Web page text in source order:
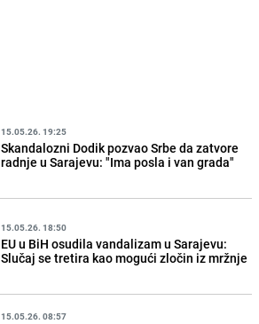
15.05.26. 19:25
Skandalozni Dodik pozvao Srbe da zatvore
radnje u Sarajevu: "Ima posla i van grada"
15.05.26. 18:50
EU u BiH osudila vandalizam u Sarajevu:
Slučaj se tretira kao mogući zločin iz mržnje
15.05.26. 08:57